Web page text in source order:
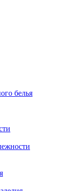
белья